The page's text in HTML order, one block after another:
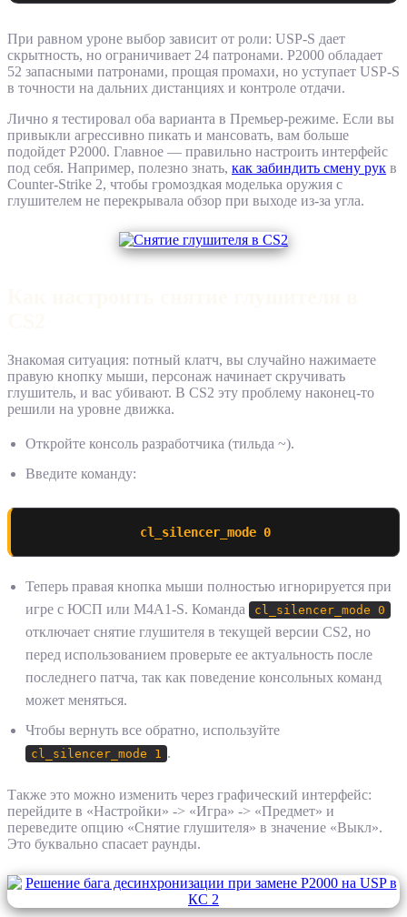
При равном уроне выбор зависит от роли: USP-S дает
скрытность, но ограничивает 24 патронами. P2000 обладает
52 запасными патронами, прощая промахи, но уступает USP-S
в точности на дальних дистанциях и контроле отдачи.
Лично я тестировал оба варианта в Премьер-режиме. Если вы
привыкли агрессивно пикать и мансовать, вам больше
подойдет P2000. Главное — правильно настроить интерфейс
под себя. Например, полезно знать, как забиндить смену рук в
Counter-Strike 2, чтобы громоздкая моделька оружия с
глушителем не перекрывала обзор при выходе из-за угла.
Знакомая ситуация: потный клатч, вы случайно нажимаете
правую кнопку мыши, персонаж начинает скручивать
глушитель, и вас убивают. В CS2 эту проблему наконец-то
решили на уровне движка.
Откройте консоль разработчика (тильда ~).
Введите команду:
cl_silencer_mode 0
Теперь правая кнопка мыши полностью игнорируется при
игре с ЮСП или M4A1-S. Команда
cl_silencer_mode 0
отключает снятие глушителя в текущей версии CS2, но
перед использованием проверьте ее актуальность после
последнего патча, так как поведение консольных команд
может меняться.
Чтобы вернуть все обратно, используйте
cl_silencer_mode 1 .
Также это можно изменить через графический интерфейс:
перейдите в «Настройки» -> «Игра» -> «Предмет» и
переведите опцию «Снятие глушителя» в значение «Выкл».
Это буквально спасает раунды.